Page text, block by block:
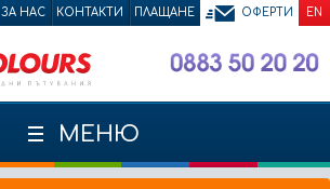
ЗА НАС КОНТАКТИ ПЛАЩАНЕ ОФЕРТИ EN
МЕНЮ